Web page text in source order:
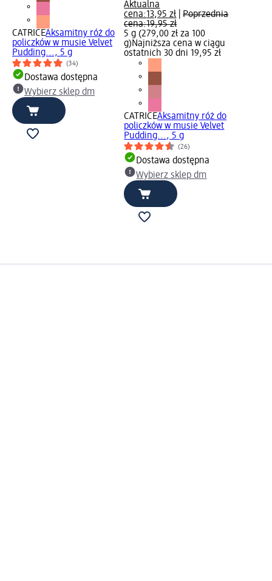
CATRICEAksamitny róż do
policzków w musie Velvet
Pudding..., 5 g
(34)
Dostawa dostępna
Wybierz sklep dm
Aktualna
cena:13,95 zł |Poprzednia
cena:19,95 zł
5 g (279,00 zł za 100
g)Najniższa cena w ciągu
ostatnich 30 dni 19,95 zł
CATRICEAksamitny róż do
policzków w musie Velvet
Pudding..., 5 g
(26)
Dostawa dostępna
Wybierz sklep dm